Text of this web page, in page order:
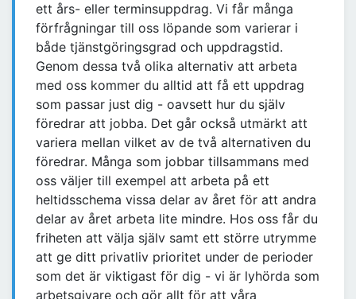
ett års- eller terminsuppdrag. Vi får många
förfrågningar till oss löpande som varierar i
både tjänstgöringsgrad och uppdragstid.
Genom dessa två olika alternativ att arbeta
med oss kommer du alltid att få ett uppdrag
som passar just dig - oavsett hur du själv
föredrar att jobba. Det går också utmärkt att
variera mellan vilket av de två alternativen du
föredrar. Många som jobbar tillsammans med
oss väljer till exempel att arbeta på ett
heltidsschema vissa delar av året för att andra
delar av året arbeta lite mindre. Hos oss får du
friheten att välja själv samt ett större utrymme
att ge ditt privatliv prioritet under de perioder
som det är viktigast för dig - vi är lyhörda som
arbetsgivare och gör allt för att våra